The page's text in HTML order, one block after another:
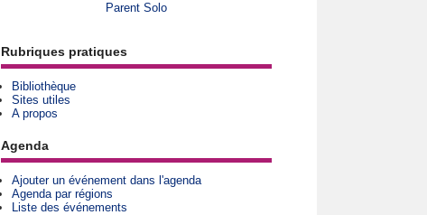
Parent Solo
Rubriques pratiques
Bibliothèque
Sites utiles
A propos
Agenda
Ajouter un événement dans l'agenda
Agenda par régions
Liste des événements